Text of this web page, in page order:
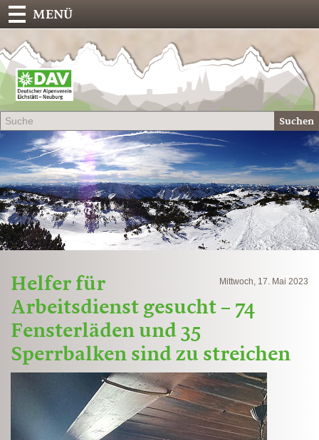
Suchen
MENÜ
Mittwoch, 17. Mai 2023
Helfer für
Arbeitsdienst gesucht – 74
Fensterläden und 35
Sperrbalken sind zu streichen